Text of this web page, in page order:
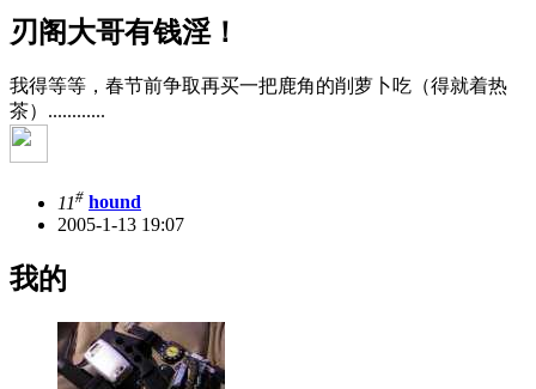
刃阁大哥有钱淫！
我得等等，春节前争取再买一把鹿角的削萝卜吃（得就着热
茶）............
11# hound
2005-1-13 19:07
我的